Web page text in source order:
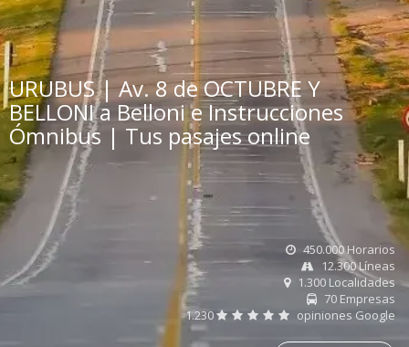
URUBUS | Av. 8 de OCTUBRE Y
BELLONI a Belloni e Instrucciones
Ómnibus | Tus pasajes online
450.000 Horarios
12.300 Líneas
1.300 Localidades
70 Empresas
1.230
opiniones Google